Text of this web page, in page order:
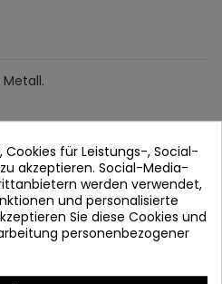
Cookies für Leistungs-, Social-
akzeptieren. Social-Media-
werden verwendet,
und personalisierte
Sie diese Cookies und
personenbezogener